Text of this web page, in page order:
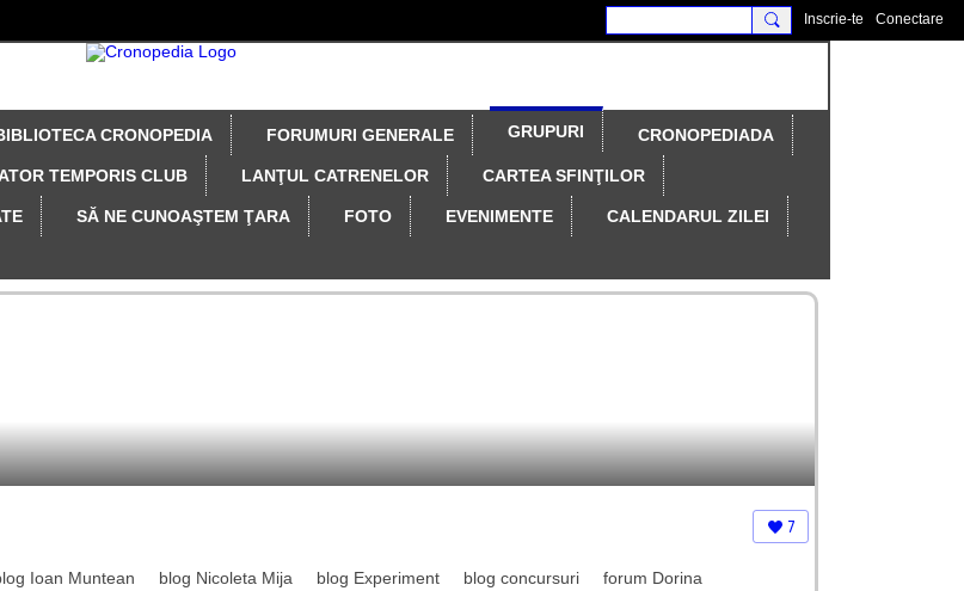
Inscrie-te Conectare
CRONOPEDIA FORUMURI GENERALE GRUPURI CRONOPEDIADA
TEMPORIS CLUB LANŢUL CATRENELOR CARTEA SFINŢILOR
SĂ NE CUNOAŞTEM ŢARA FOTO EVENIMENTE CALENDARUL ZILEI
7
Ioan Muntean blog Nicoleta Mija blog Experiment blog concursuri forum Dorina